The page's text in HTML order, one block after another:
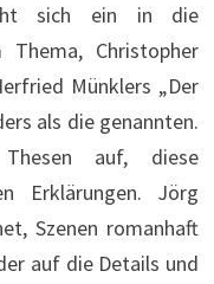
sich ein in die
Thema, Christopher
Münklers „Der
als die genannten.
auf, diese
Erklärungen. Jörg
Szenen romanhaft
auf die Details und